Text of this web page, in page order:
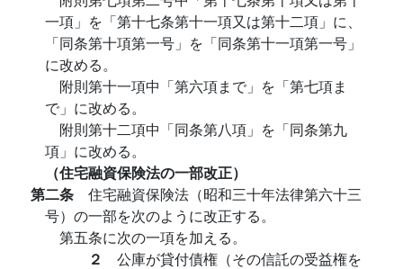
一項」を「第十七条第十一項又は第十二項」に、
「同条第十項第一号」を「同条第十一項第一号」
に改める。
附則第十一項中「第六項まで」を「第七項ま
で」に改める。
附則第十二項中「同条第八項」を「同条第九
項」に改める。
（住宅融資保険法の一部改正）
第二条 住宅融資保険法（昭和三十年法律第六十三
号）の一部を次のように改正する。
第五条に次の一項を加える。
２ 公庫が貸付債権（その信託の受益権を